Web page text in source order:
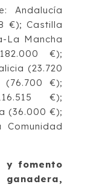
Andalucía
€); Castilla
La Mancha
€);
(23.720
€);
€);
(36.000 €);
y fomento